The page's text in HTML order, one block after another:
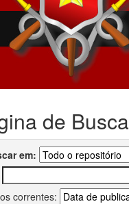
de Busca
em:
correntes: